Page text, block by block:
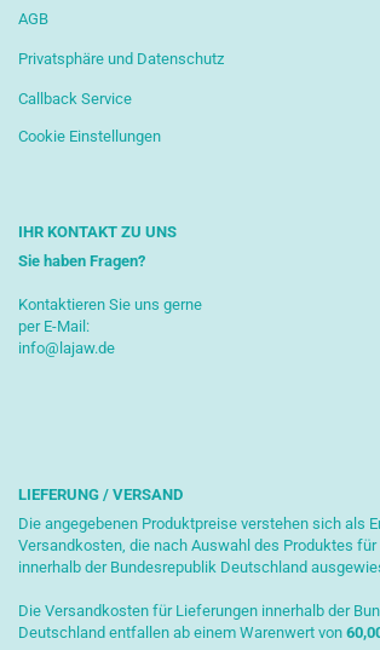
AGB
Privatsphäre und Datenschutz
Callback Service
Cookie Einstellungen
IHR KONTAKT ZU UNS
Sie haben Fragen?
Kontaktieren Sie uns gerne
per E-Mail:
info@lajaw.de
LIEFERUNG / VERSAND
Die angegebenen Produktpreise verstehen sich als
Versandkosten, die nach Auswahl des Produktes
innerhalb der Bundesrepublik Deutschland
Die Versandkosten für Lieferungen innerhalb der
Deutschland entfallen ab einem Warenwert von 6